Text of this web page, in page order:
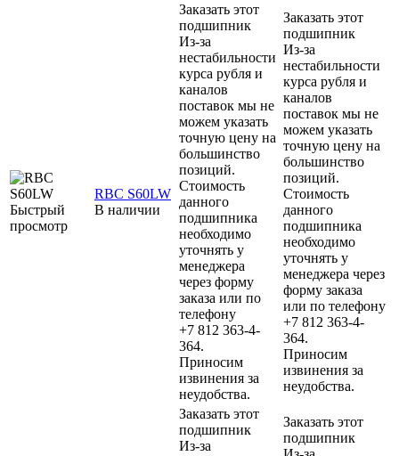
Быстрый
просмотр
RBC S60LW
В наличии
Заказать этот
подшипник
Из-за
нестабильности
курса рубля и
каналов
поставок мы не
можем указать
точную цену на
большинство
позиций.
Стоимость
данного
подшипника
необходимо
уточнять у
менеджера
через форму
заказа или по
телефону
+7 812 363-4-
364.
Приносим
извинения за
неудобства.
Заказать этот
подшипник
Из-за
нестабильности
курса рубля и
каналов
поставок мы не
можем указать
точную цену на
большинство
позиций.
Стоимость
данного
подшипника
необходимо
уточнять у
менеджера через
форму заказа
или по телефону
+7 812 363-4-
364.
Приносим
извинения за
неудобства.
Заказать этот
подшипник
Из-за
Заказать этот
подшипник